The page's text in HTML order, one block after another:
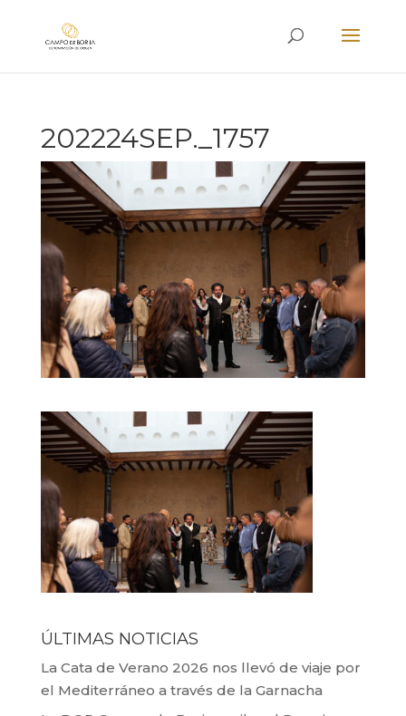
202224SEP._1757
ÚLTIMAS NOTICIAS
La Cata de Verano 2026 nos llevó de viaje por
el Mediterráneo a través de la Garnacha